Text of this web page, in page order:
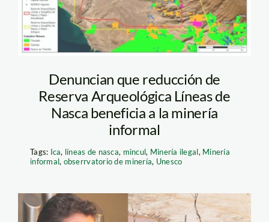
Denuncian que reducción de
Reserva Arqueológica Líneas de
Nasca beneficia a la minería
informal
Tags: Ica, líneas de nasca, mincul, Minería ilegal, Minería
informal, obserrvatorio de minería, Unesco